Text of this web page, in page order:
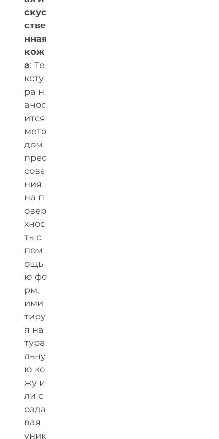
скус
стве
нная
кож
а: Те
ксту
ра н
анос
ится
мето
дом
прес
сова
ния
на п
овер
хнос
ть с
пом
ощь
ю фо
рм,
ими
тиру
я на
тура
льну
ю ко
жу и
ли с
озда
вая
уник